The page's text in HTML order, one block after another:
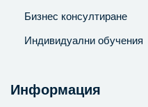
Бизнес консултиране
Индивидуални обучения
Информация